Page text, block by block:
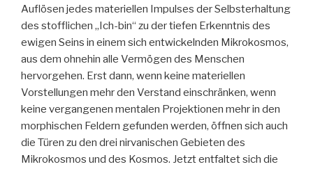
Auflösen jedes materiellen Impulses der Selbsterhaltung
des stofflichen „Ich-bin“ zu der tiefen Erkenntnis des
ewigen Seins in einem sich entwickelnden Mikrokosmos,
aus dem ohnehin alle Vermögen des Menschen
hervorgehen. Erst dann, wenn keine materiellen
Vorstellungen mehr den Verstand einschränken, wenn
keine vergangenen mentalen Projektionen mehr in den
morphischen Feldern gefunden werden, öffnen sich auch
die Türen zu den drei nirvanischen Gebieten des
Mikrokosmos und des Kosmos. Jetzt entfaltet sich die